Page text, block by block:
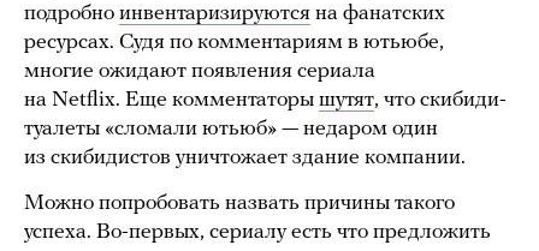
подробно инвентаризируются на фанатских
ресурсах. Судя по комментариям в ютьюбе,
многие ожидают появления сериала
на Netflix. Еще комментаторы шутят, что скибиди-
туалеты «сломали ютьюб» — недаром один
из скибидистов уничтожает здание компании.
Можно попробовать назвать причины такого
успеха. Во-первых, сериалу есть что предложить